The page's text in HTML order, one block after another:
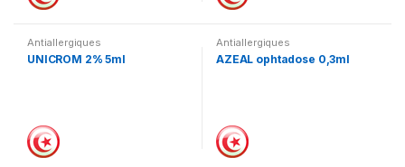
Antiallergiques
UNICROM 2% 5ml
Antiallergiques
AZEAL ophtadose 0,3ml